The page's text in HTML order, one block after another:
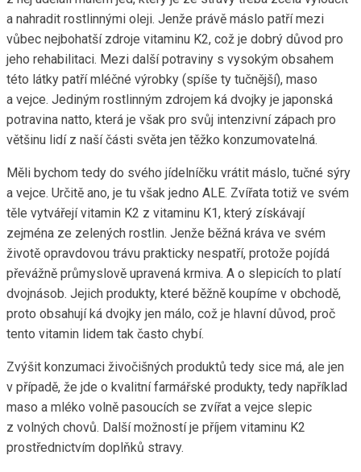
a nahradit rostlinnými oleji. Jenže právě máslo patří mezi
vůbec nejbohatší zdroje vitaminu K2, což je dobrý důvod pro
jeho rehabilitaci. Mezi další potraviny s vysokým obsahem
této látky patří mléčné výrobky (spíše ty tučnější), maso
a vejce. Jediným rostlinným zdrojem ká dvojky je japonská
potravina natto, která je však pro svůj intenzivní zápach pro
většinu lidí z naší části světa jen těžko konzumovatelná.
Měli bychom tedy do svého jídelníčku vrátit máslo, tučné sýry
a vejce. Určitě ano, je tu však jedno ALE. Zvířata totiž ve svém
těle vytvářejí vitamin K2 z vitaminu K1, který získávají
zejména ze zelených rostlin. Jenže běžná kráva ve svém
životě opravdovou trávu prakticky nespatří, protože pojídá
převážně průmyslově upravená krmiva. A o slepicích to platí
dvojnásob. Jejich produkty, které běžně koupíme v obchodě,
proto obsahují ká dvojky jen málo, což je hlavní důvod, proč
tento vitamin lidem tak často chybí.
Zvýšit konzumaci živočišných produktů tedy sice má, ale jen
v případě, že jde o kvalitní farmářské produkty, tedy například
maso a mléko volně pasoucích se zvířat a vejce slepic
z volných chovů. Další možností je příjem vitaminu K2
prostřednictvím doplňků stravy.